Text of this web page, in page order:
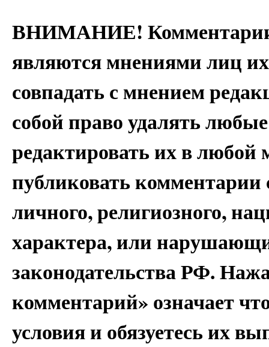
ВНИМАНИЕ! Комментарии
являются мнениями лиц
совпадать с мнением
собой право удалять
редактировать их в
публиковать
личного, религиозного,
характера, или
законодательства РФ.
комментарий» означает
условия и обязуетесь их